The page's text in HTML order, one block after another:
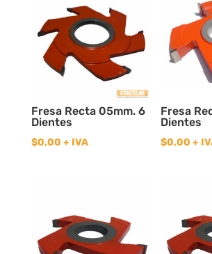
Fresa Recta 05mm. 6
Dientes
$0,00 + IVA
Fresa
Dientes
$0,00 +